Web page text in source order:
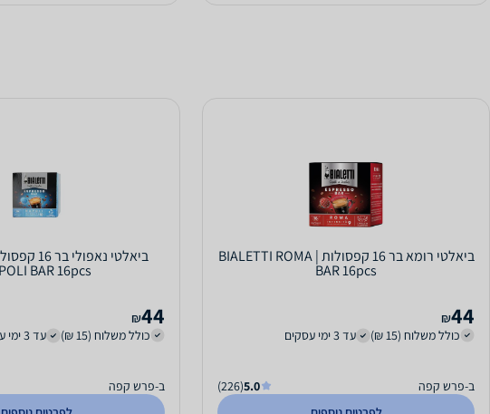
ביאלטי רומא בר 16 קפסולות | BIALETTI ROMA
BAR 16pcs
44
₪
כולל משלוח (15 ₪)
עד 3 ימי עסקים
ב-פרש קפה 5.0
(226)
BAR 16pcs
44
₪
כולל משלוח (15 ₪)
עד 3 ימי עסקים
ב-פרש קפה